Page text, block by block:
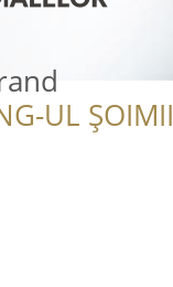
UL ȘOIMII